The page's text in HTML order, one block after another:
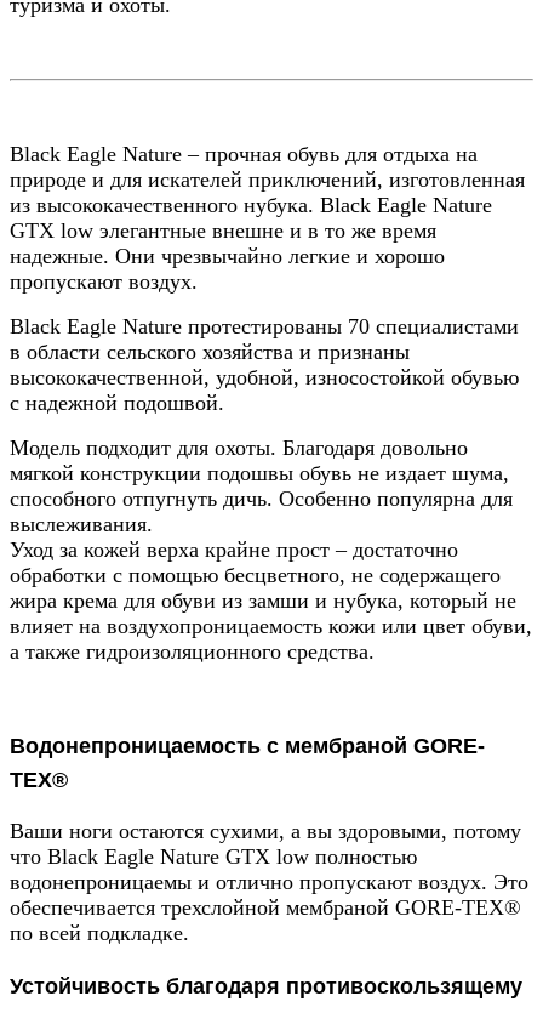
Black Eagle Nature – прочная обувь для отдыха на
природе и для искателей приключений, изготовленная
из высококачественного нубука. Black Eagle Nature
GTX low элегантные внешне и в то же время
надежные. Они чрезвычайно легкие и хорошо
пропускают воздух.
Black Eagle Nature протестированы 70 специалистами
в области сельского хозяйства и признаны
высококачественной, удобной, износостойкой обувью
с надежной подошвой.
Модель подходит для охоты. Благодаря довольно
мягкой конструкции подошвы обувь не издает шума,
способного отпугнуть дичь. Особенно популярна для
выслеживания.
Уход за кожей верха крайне прост – достаточно
обработки с помощью бесцветного, не содержащего
жира крема для обуви из замши и нубука, который не
влияет на воздухопроницаемость кожи или цвет обуви,
а также гидроизоляционного средства.
Водонепроницаемость с мембраной GORE-
TEX®
Ваши ноги остаются сухими, а вы здоровыми, потому
что Black Eagle Nature GTX low полностью
водонепроницаемы и отлично пропускают воздух. Это
обеспечивается трехслойной мембраной GORE-TEX®
по всей подкладке.
Устойчивость благодаря противоскользящему